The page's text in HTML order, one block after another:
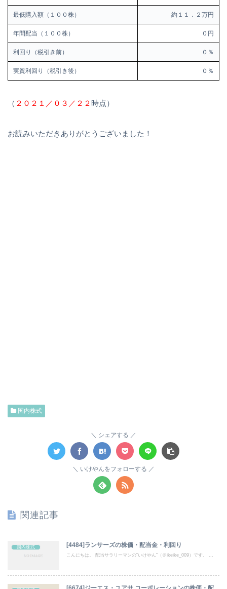
最低購入額（１００株） 約１１．２万円
年間配当（１００株） ０円
利回り（税引き前） ０％
実質利回り（税引き後） ０％
（ ２０２１／０３／２２時点）
お読みいただきありがとうございました！
国内株式
シェアする
いけやんをフォローする
関連記事
国内株式 [4484]ランサーズの株価・配当金・利回り
こんにちは。 配当サラリーマンの“いけやん”（＠ikeike_009）です。 ...